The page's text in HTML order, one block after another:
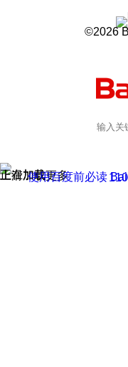
©2026
正在加载
上滑加载更多
使用百度前必读京公